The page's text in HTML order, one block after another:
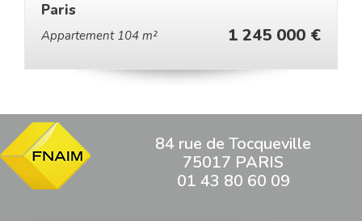
Paris
Appartement 104 m² 1 245 000 €
84 rue de Tocqueville
75017 PARIS
01 43 80 60 09